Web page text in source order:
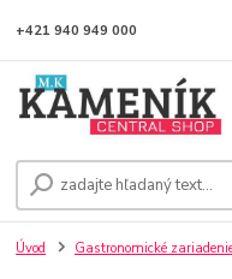
+421 940 949 000
Úvod Gastronomické